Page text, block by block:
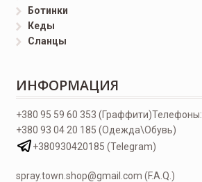
Ботинки
Кеды
Сланцы
ИНФОРМАЦИЯ
Телефоны:
+380 95 59 60 353 (Граффити)
+380 93 04 20 185 (Одежда\Обувь)
+380930420185 (Telegram)
spray.town.shop@gmail.com (F.A.Q.)